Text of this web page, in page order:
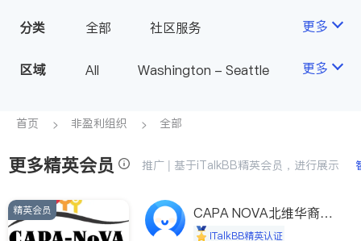
房地产租售 银行贷款
会计师
教育 养老
非盈利组织
分类 全部 社区服务 更多
区域 All Washington - Seattle 更多
首页 非盈利组织 全部
更多精英会员 推广 | 基于iTalkBB精英会员，进行展示
精英会员
CAPA NOVA北维华裔家
长会iTalkBB精英认证